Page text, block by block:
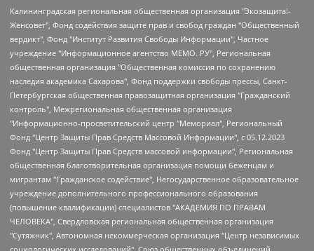
Калининградская региональная общественная организация "Экозащита!-Женсовет", Фонд содействия защите прав и свобод граждан "Общественный вердикт", Фонд "Институт Развития Свободы Информации", Частное учреждение "Информационное агентство МЕМО. РУ", Региональная общественная организация "Общественная комиссия по сохранению наследия академика Сахарова", Фонд поддержки свободы прессы, Санкт-Петербургская общественная правозащитная организация "Гражданский контроль", Межрегиональная общественная организация "Информационно-просветительский центр "Мемориал", Региональный Фонд "Центр Защиты Прав Средств Массовой Информации", с 05.12.2023 Фонд "Центр Защиты Прав Средств массовой информации", Региональная общественная благотворительная организация помощи беженцам и мигрантам "Гражданское содействие", Негосударственное образовательное учреждение дополнительного профессионального образования (повышение квалификации) специалистов "АКАДЕМИЯ ПО ПРАВАМ ЧЕЛОВЕКА", Свердловская региональная общественная организация "Сутяжник", Автономная некоммерческая организация "Центр независимых социологических исследований", Союз общественных объединений "Российский исследовательский центр по правам человека", Региональное общественное учреждение научно-информационный центр "МЕМОРИАЛ", Некоммерческая организация "Фонд защиты гласности", Автономная некоммерческая организация "Институт прав человека", Городская общественная организация "Екатеринбургское общество "МЕМОРИАЛ", Городская общественная организация "Рязанское историко-просветительское и правозащитное общество "Мемориал" (Рязанский Мемориал), Челябинский региональный орган общественной самодеятельности – женское общественное объединение "Женщины Евразии", Челябинский региональный орган общественной самодеятельности "Уральская правозащитная группа", Фонд содействия защите здоровья и социальной справедливости имени Андрея Рылькова, Автономная Некоммерческая Организация "Аналитический Центр Юрия Левады", Автономная некоммерческая организация социальной поддержки населения "Проект Апрель", Региональная общественная организация помощи женщинам и детям, находящимся в кризисной ситуации "Информационно-методический центр "Анна", Фонд содействия развитию массовых коммуникаций и правовому просвещению "Так-так-Так", Фонд содействия устойчивому развитию "Серебряная тайга", Свердловский региональный общественный фонд социальных проектов "Новое время", "Idel.Реалии", Кавказ.Реалии, Крым.Реалии, Телеканал Настоящее Время, Татаро-башкирская служба Радио Свобода (Azatliq Radiosi), Радио Свободная Европа/Радио Свобода (PCE/PC), "Сибирь.Реалии", "Фактограф", Благотворительный фонд помощи осужденным и их семьям, Автономная некоммерческая организация "Институт глобализации и социальных движений", Фонд "В защиту прав заключенных", Частное учреждение "Центр поддержки и содействия развитию средств массовой информации", Пензенский региональный общественный благотворительный фонд "Гражданский союз", "Север.Реалии", Некоммерческая организация Фонд "Правовая инициатива", Общество с ограниченной ответственностью "Радио Свободная Европа/Радио Свобода", Чешское информационное агентство "MEDIUM-ORIENT", Красноярская региональная общественная организация "Мы против СПИДа", Камалягин Денис Николаевич, Маркелов Сергей Евгеньевич, Пономарев Лев Александрович, Савицкая Людмила Алексеевна, Автономная некоммерческая организация "Центр по работе с проблемой насилия "НАСИЛИЮ.НЕТ", Межрегиональный профессиональный союз работников здравоохранения "Альянс врачей", Юридическое лицо, зарегистрированное в Латвийской Республике, SIA "Medusa Project" (регистрационный номер 40103797863, дата регистрации 10.06.2014), Некоммерческая организация "Фонд по борьбе с коррупцией", Автономная некоммерческая организация "Институт права и публичной политики", Баданин Роман Сергеевич, Гликин Максим Александрович, Железнова Мария Михайловна, Лукьянова Юлия Сергеевна, Маетная Елизавета Витальевна, Маняхин Петр Борисович, Чуракова Ольга Владимировна, Ярош Юлия Петровна, Юридическое лицо "The Insider SIA", зарегистрированное в Риге, Латвийская Республика (дата регистрации 26.06.2015), являющееся администратором доменного имени интернет-издания "The Insider SIA", https://theins.ru, Постернак Алексей Евгеньевич, Рубин Михаил Аркадьевич, Анин Роман Александрович, Юридическое лицо Istories fonds, зарегистрированное в Латвийской Республике (регистрационный номер 50008295751, дата регистрации 24.02.2020), Великовский Дмитрий Александрович, Долинина Ирина Николаевна, Мароховская Алеся Алексеевна, Шлейнов Роман Юрьевич, Шмагун Олеся Валентиновна, Общество с ограниченной ответственностью "Альтаир 2021", Общество с ограниченной ответственностью "Вега 2021", Общество с ограниченной ответственностью "Главный редактор 2021", Общество с ограниченной ответственностью "Ромашки монолит", Важенков Артем Валерьевич, Ивановская областная общественная организация "Центр гендерных исследований", Гурман Юрий Альбертович, Медиапроект "ОВД-Инфо", Егоров Владимир Владимирович, Жилинский Владимир Александрович, Общество с ограниченной ответственностью "ЗП", Иванова София Юрьевна, Карезина Инна Павловна, Кильтау Екатерина Викторовна, Петров Алексей Викторович, Пискунов Сергей Евгеньевич, Смирнов Сергей Сергеевич, Тихонов Михаил Сергеевич, Общество с ограниченной ответственностью "ЖУРНАЛИСТ-ИНОСТРАННЫЙ АГЕНТ", Арапова Галина Юрьевна, Вольтская Татьяна Анатольевна, Американская компания "Mason G.E.S. Anonymous Foundation" (США), являющаяся владельцем интернет-издания https://mnews.world/, Компания "Stichting Bellingcat", зарегистрированная в Нидерландах (дата регистрации 11.07.2018), Захаров Андрей Вячеславович, Клепиковская Екатерина Дмитриевна, Общество с ограниченной ответственностью "МЕМО", Перл Роман Александрович, Симонов Евгений Алексеевич, Соловьева Елена Анатольевна, Сотников Даниил Владимирович, Сурначева Елизавета Дмитриевна, Автономная некоммерческая организация по защите прав человека и информированию населения "Якутия – Наше Мнение", Общество с ограниченной ответственностью "Москоу диджитал медиа", с 26.01.2023 Общество с ограниченной ответственностью "Чайка Белые сады", Ветошкина Валерия Валерьевна, Заговора Максим Александрович, Межрегиональное общественное движение "Российская ЛГБТ - сеть", Оленичев Максим Владимирович, Павлов Иван Юрьевич, Скворцова Елена Сергеевна, Общество с ограниченной ответственностью "Как бы инагент", Кочетков Игорь Викторович, Общество с ограниченной ответственностью "Честные выборы", Еланчик Олег Александрович, Общество с ограниченной ответственностью "Нобелевский призыв", Гималова Регина Эмилевна, Григорьев Андрей Валерьевич, Григорьева Алина Александровна, Ассоциация по содействию защите прав призывников, альтернативнослужащих и военнослужащих "Правозащитная группа "Гражданин.Армия.Право", Хисамова Регина Фаритовна, Автономная некоммерческая организация по реализации социально-правовых программ "Лилит", Дальневосточное общественное движение "Маяк", Санкт-Петербургская ЛГБТ-инициативная группа "Выход", Инициативная группа ЛГБТ+ "Реверс", Алексеев Андрей Викторович, Бекбулатова Таисия Львовна, Беляев Иван Михайлович, Владыкина Елена Сергеевна, Гельман Марат Александрович, Никульшина Вероника Юрьевна, Толоконникова Надежда Андреевна, Шендерович Виктор Анатольевич, Общество с ограниченной ответственностью "Данное сообщение", Общество с ограниченной ответственностью Издательский дом "Новая глава", Айнбиндер Александра Александровна, Московский комьюнити-центр для ЛГБТ+инициатив, Благотворительный фонд развития филантропии, Deutsche Welle (Германия, Kurt-Schumacher-Strasse 3, 53113 Bonn), Борзунова Мария Михайловна, Воробьев Виктор Викторович, Голубева Анна Львовна, Константинова Алла Михайловна, Малкова Ирина Владимировна, Мурадов Мурад Абдулгалимович, Осетинская Елизавета Николаевна, Понасенков Евгений Николаевич, Ганапольский Матвей Юрьевич, Киселев Евгений Алексеевич, Борухович Ирина Григорьевна, Дремин Иван Тимофеевич, Дубровский Дмитрий Викторович, Красноярская региональная общественная организация поддержки и развития альтернативных образовательных технологий и межкультурных коммуникаций "ИНТЕРРА", Маяковская Екатерина Алексеевна, Фейгин Марк Захарович, Филимонов Андрей Викторович, Дзугкоева Регина Николаевна, Доброхотов Роман Александрович, Дудь Юрий Александрович, Елкин Сергей Владимирович, Кругликов Кирилл Игоревич, Сабунаева Мария Леонидовна, Семенов Алексей Владимирович, Шаинян Карен Багратович, Шульман Екатерина Михайловна, Асафьев Артур Валерьевич, Вахштайн Виктор Семенович, Венедиктов Алексей Алексеевич, Лушникова Екатерина Евгеньевна, Волков Леонид Михайлович, Невзоров Александр Глебович, Пархоменко Сергей Борисович, Сироткин Ярослав Николаевич, Кара-Мурза Владимир Владимирович, Баранова Наталья Владимировна, Гозман Леонид Яковлевич, Кагарлицкий Борис Юльевич, Климарев Михаил Валерьевич, Милов Владимир Станиславович, Автономная некоммерческая организация Краснодарский центр современного искусства "Типография", Моргенштерн Алишер Тагирович, Соболь Любовь Эдуардовна, Общество с ограниченной ответственностью "ЛИЗА НОРМ", Каспаров Гарри Кимович, Ходорковский Михаил Борисович, Общество с ограниченной ответственностью "Апрельские тезисы", Данилович Ирина Брониславовна, Кашин Олег Владимирович, Петров Николай Владимирович, Пивоваров Алексей Владимирович, Соколов Михаил Владимирович, Цветкова Юлия Владимировна, Чичваркин Евгений Александрович, Комитет против пыток/Команда против пыток, Общество с ограниченной ответственностью "Первый научный", Общество с ограниченной ответственностью "Вертолет и ко", Белоцерковская Вероника Борисовна, Кац Максим Евгеньевич, Лазарева Татьяна Юрьевна, Шаведдинов Руслан Табризович, Яшин Илья Валерьевич, Общество с ограниченной ответственностью "Иноагент ААВ", Алешковский Дмитрий Петрович, Альбац Евгения Марковна, Быков Дмитрий Львович, Галямина Юлия Евгеньевна, Лойко Сергей Леонидович, Мартынов Кирилл Константинович, Медведев Сергей Александрович, Крашенинников Федор Геннадиевич, Гордеева Катерина Вл